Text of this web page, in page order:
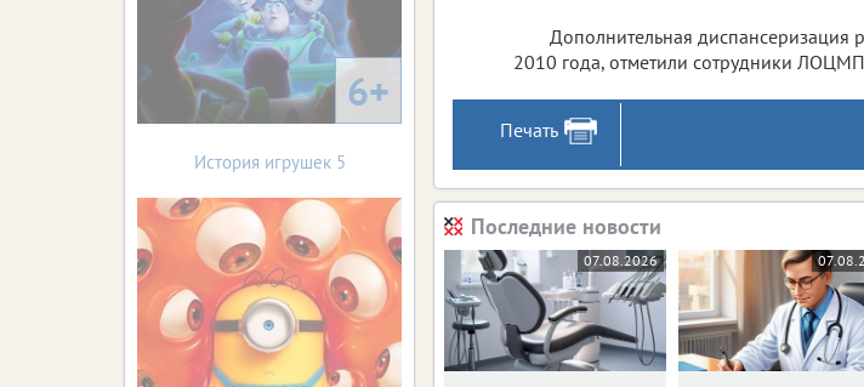
Дополнительная диспансеризация
2010 года, отметили сотрудники
Печать
Последние новости
07.08.2026
6+
История игрушек 5